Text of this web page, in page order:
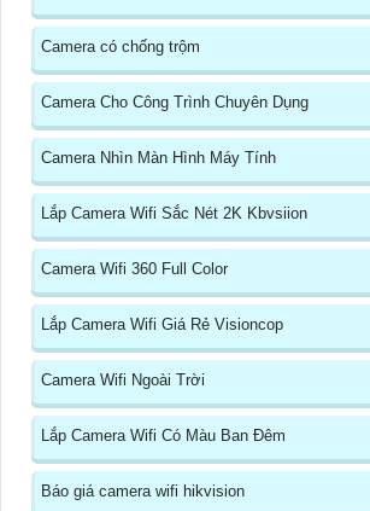
Camera có chống trộm
Camera Cho Công Trình Chuyên Dụng
Camera Nhìn Màn Hình Máy Tính
Lắp Camera Wifi Sắc Nét 2K Kbvsiion
Camera Wifi 360 Full Color
Lắp Camera Wifi Giá Rẻ Visioncop
Camera Wifi Ngoài Trời
Lắp Camera Wifi Có Màu Ban Đêm
Báo giá camera wifi hikvision